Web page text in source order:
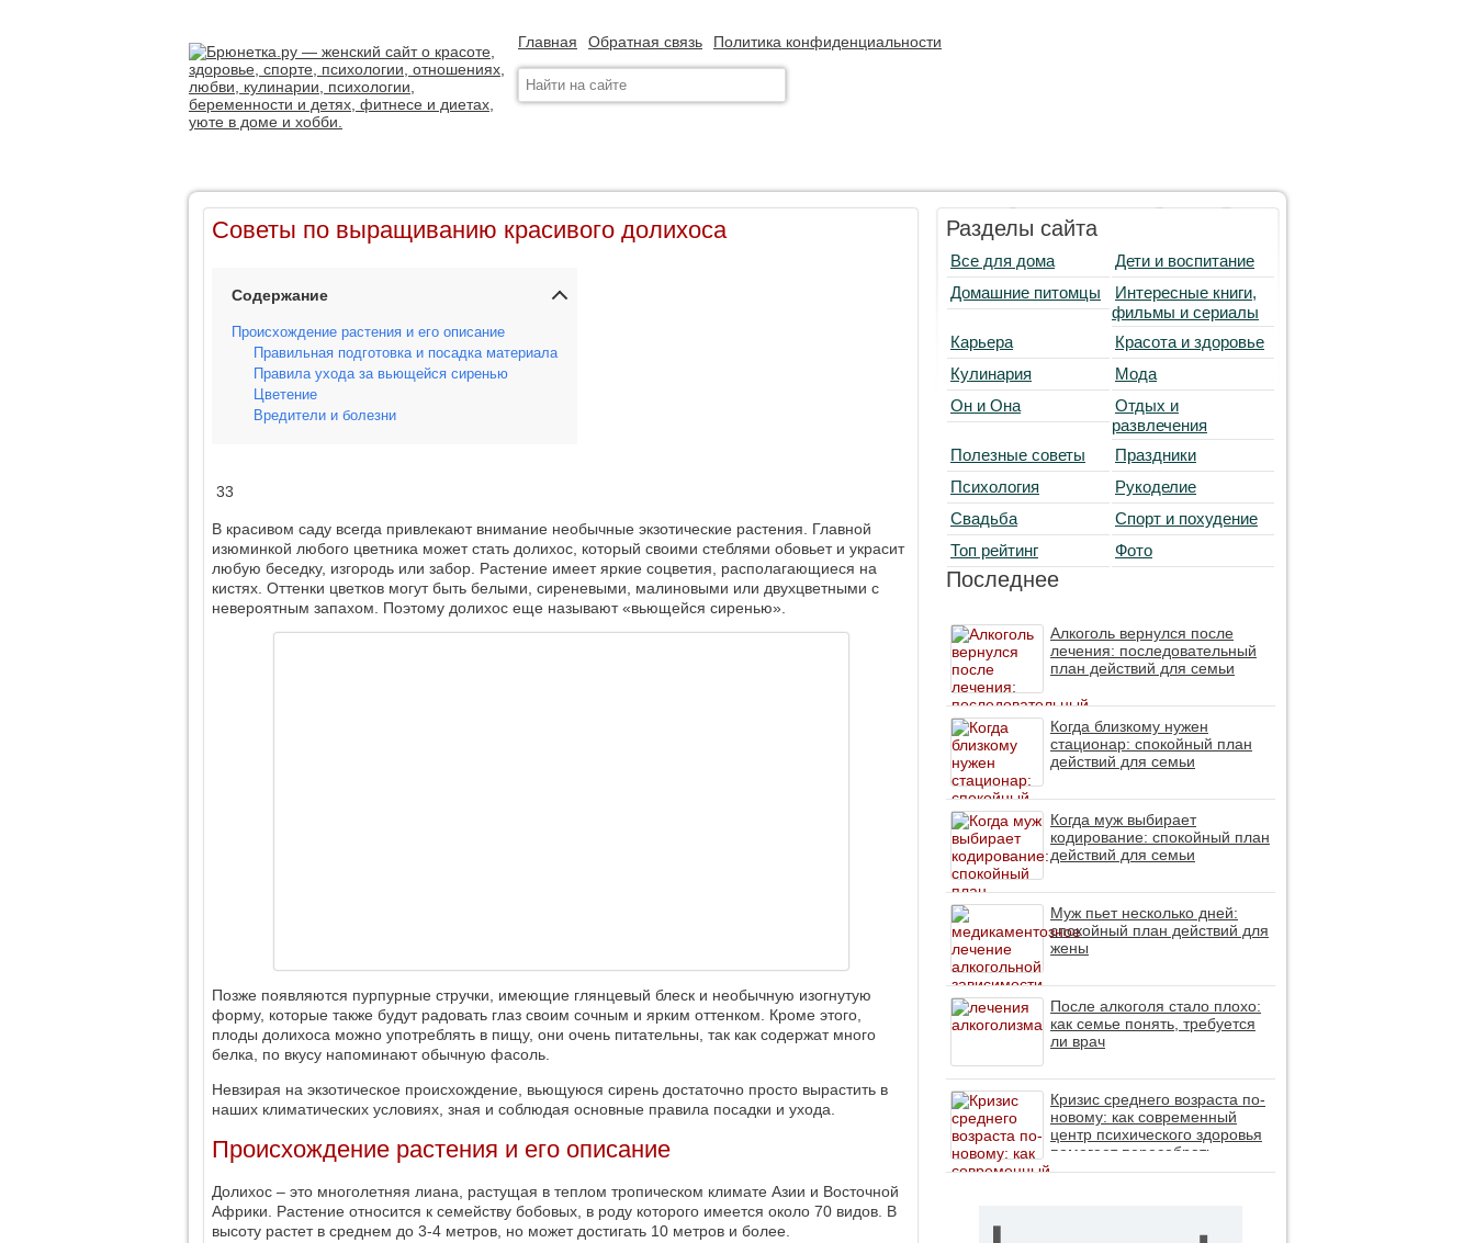
Главная Обратная связь Политика конфиденциальности
Советы по выращиванию красивого долихоса
Содержание
Происхождение растения и его описание
Правильная подготовка и посадка материала
Правила ухода за вьющейся сиренью
Цветение
Вредители и болезни
33
В красивом саду всегда привлекают внимание необычные экзотические растения. Главной
изюминкой любого цветника может стать долихос, который своими стеблями обовьет и украсит
любую беседку, изгородь или забор. Растение имеет яркие соцветия, располагающиеся на
кистях. Оттенки цветков могут быть белыми, сиреневыми, малиновыми или двухцветными с
невероятным запахом. Поэтому долихос еще называют «вьющейся сиренью».
Позже появляются пурпурные стручки, имеющие глянцевый блеск и необычную изогнутую
форму, которые также будут радовать глаз своим сочным и ярким оттенком. Кроме этого,
плоды долихоса можно употреблять в пищу, они очень питательны, так как содержат много
белка, по вкусу напоминают обычную фасоль.
Невзирая на экзотическое происхождение, вьющуюся сирень достаточно просто вырастить в
наших климатических условиях, зная и соблюдая основные правила посадки и ухода.
Происхождение растения и его описание
Долихос – это многолетняя лиана, растущая в теплом тропическом климате Азии и Восточной
Африки. Растение относится к семейству бобовых, в роду которого имеется около 70 видов. В
высоту растет в среднем до 3-4 метров, но может достигать 10 метров и более.
Разделы сайта
Все для дома
Дети и воспитание
Домашние питомцы
Интересные книги,
фильмы и сериалы
Карьера
Красота и здоровье
Кулинария
Мода
Он и Она
Отдых и
развлечения
Полезные советы
Праздники
Психология
Рукоделие
Свадьба
Спорт и похудение
Топ рейтинг
Фото
Последнее
Алкоголь вернулся после
лечения: последовательный
план действий для семьи
Когда близкому нужен
стационар: спокойный план
действий для семьи
Когда муж выбирает
кодирование: спокойный план
действий для семьи
Муж пьет несколько дней:
спокойный план действий для
жены
После алкоголя стало плохо:
как семье понять, требуется
ли врач
Кризис среднего возраста по-
новому: как современный
центр психического здоровья
помогает пересобрать
личность без таблеток (методы